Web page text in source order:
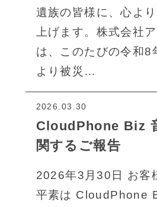
遺族の皆様に、心よ
上げます。株式会社
は、このたびの令和8
より被災…
2026.03.30
CloudPhone Biz
関するご報告
2026年3月30日 お客
平素は CloudPhone